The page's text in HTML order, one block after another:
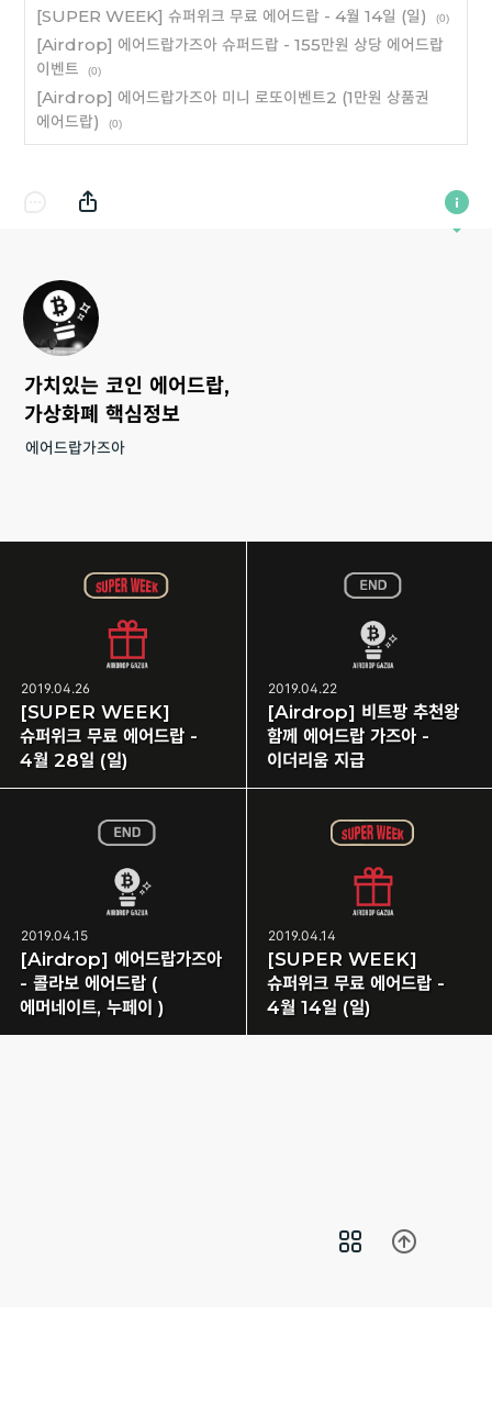
[SUPER WEEK] 슈퍼위크 무료 에어드랍 - 4월 14일 (일) (0)
[Airdrop] 에어드랍가즈아 슈퍼드랍 - 155만원 상당 에어드랍
이벤트
(0)
[Airdrop] 에어드랍가즈아 미니 로또이벤트2 (1만원 상품권
에어드랍)
(0)
가치있는 코인 에어드랍,
가상화폐 핵심정보
에어드랍가즈아
2019.04.26
[SUPER WEEK]
슈퍼위크 무료 에어드랍 -
4월 28일 (일)
2019.04.22
[Airdrop] 비트팡 추천왕
함께 에어드랍 가즈아 -
이더리움 지급
2019.04.15
[Airdrop] 에어드랍가즈아
- 콜라보 에어드랍 (
에머네이트, 누페이 )
2019.04.14
[SUPER WEEK]
슈퍼위크 무료 에어드랍 -
4월 14일 (일)